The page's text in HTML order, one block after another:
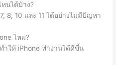
นได้บ้าง?
8, 10 และ 11 ได้อย่างไม่มีปัญหา
ไหม?
ำให้ iPhone ทำงานได้ดีขึ้น